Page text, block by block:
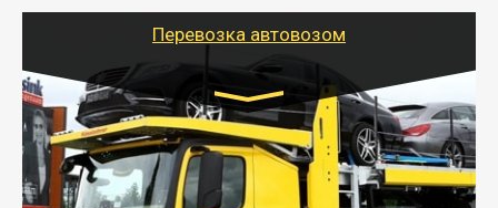
Перевозка автовозом
Цена за км. Рассчитывается
индивидуально